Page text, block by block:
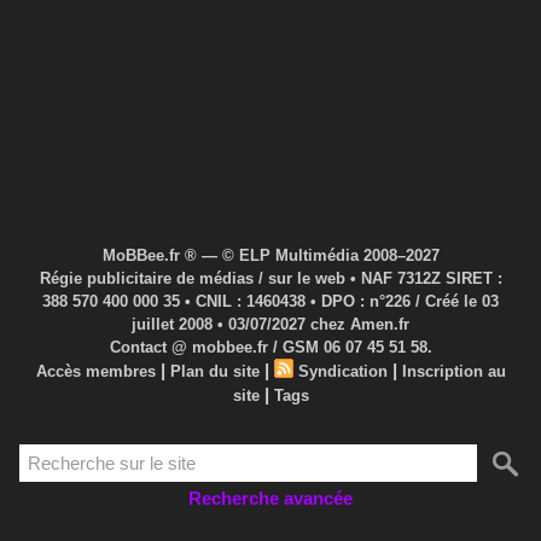
MoBBee.fr ® — © ELP Multimédia 2008–2027
Régie publicitaire de médias / sur le web • NAF 7312Z SIRET :
388 570 400 000 35 • CNIL : 1460438 • DPO : n°226 / Créé le 03
juillet 2008 • 03/07/2027 chez Amen.fr
Contact @ mobbee.fr / GSM 06 07 45 51 58.
Accès membres | Plan du site | Syndication |
Inscription au
site | Tags
Recherche avancée